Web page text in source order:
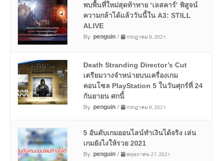
พบพื้นที่ใหม่สุดท้าทาย ‘เลสคาร์’ พิสูจน์
ความกล้าได้แล้ววันนี้ใน A3: STILL
ALIVE
By penguin/ กรกฎาคม 9, 2021
Death Stranding Director’s Cut
เตรียมวางจำหน่ายบนเครื่องเกม
คอนโซล PlayStation 5 ในวันศุกร์ที่ 24
กันยายน ศกนี้
By penguin/ กรกฎาคม 9, 2021
5 อันดับเกมออนไลน์ทำเงินได้จริง เล่น
เกมยังไงให้รวย 2021
By penguin/ พฤษภาคม 27, 2021